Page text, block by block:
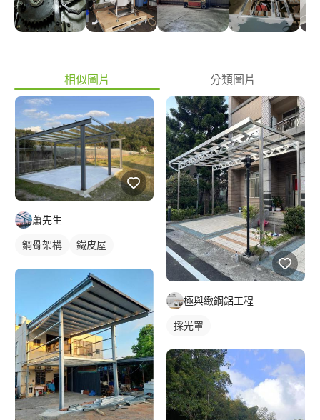
相似圖片 分類圖片
蕭先生
鋼骨架構 鐵皮屋
極與緻鋼鋁工程
採光罩